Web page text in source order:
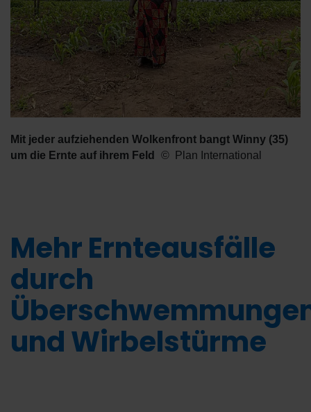
Mit jeder aufziehenden Wolkenfront bangt Winny (35)
um die Ernte auf ihrem Feld
Plan International
Mehr Ernteausfälle
durch
und Wirbelstürme